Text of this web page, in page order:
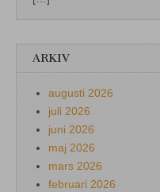
ARKIV
augusti 2026
juli 2026
juni 2026
maj 2026
mars 2026
februari 2026